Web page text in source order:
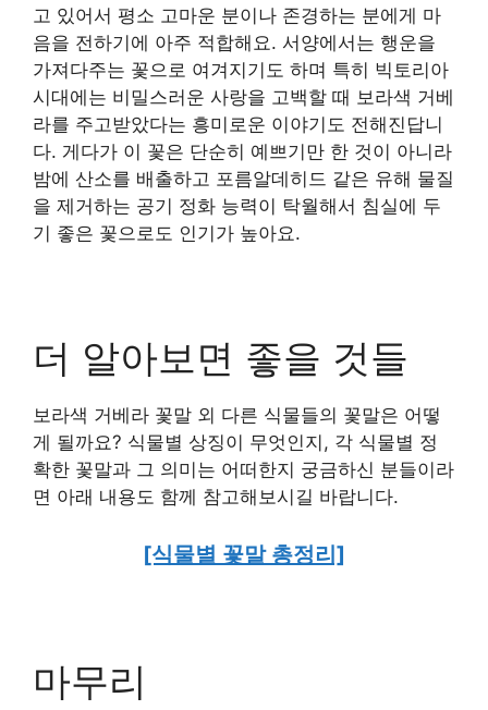
고 있어서 평소 고마운 분이나 존경하는 분에게 마
음을 전하기에 아주 적합해요. 서양에서는 행운을
가져다주는 꽃으로 여겨지기도 하며 특히 빅토리아
시대에는 비밀스러운 사랑을 고백할 때 보라색 거베
라를 주고받았다는 흥미로운 이야기도 전해진답니
다. 게다가 이 꽃은 단순히 예쁘기만 한 것이 아니라
밤에 산소를 배출하고 포름알데히드 같은 유해 물질
을 제거하는 공기 정화 능력이 탁월해서 침실에 두
기 좋은 꽃으로도 인기가 높아요.
더 알아보면 좋을 것들
보라색 거베라 꽃말 외 다른 식물들의 꽃말은 어떻
게 될까요? 식물별 상징이 무엇인지, 각 식물별 정
확한 꽃말과 그 의미는 어떠한지 궁금하신 분들이라
면 아래 내용도 함께 참고해보시길 바랍니다.
[식물별 꽃말 총정리]
마무리